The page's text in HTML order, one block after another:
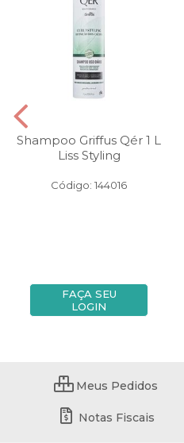
Shampoo Griffus Qér 1 L
Liss Styling
Código: 144016
FAÇA SEU
LOGIN
Meus Pedidos
Notas Fiscais